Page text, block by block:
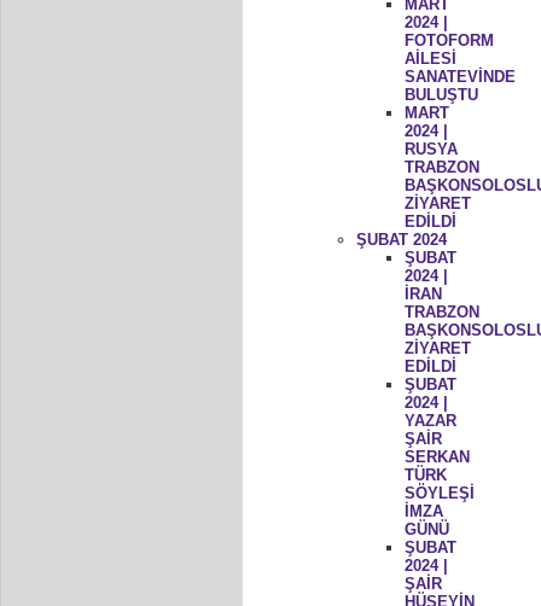
MART
2024 |
FOTOFORM
AİLESİ
SANATEVİNDE
BULUŞTU
MART
2024 |
RUSYA
TRABZON
ZİYARET
EDİLDİ
ŞUBAT 2024
ŞUBAT
2024 |
İRAN
TRABZON
ZİYARET
EDİLDİ
ŞUBAT
2024 |
YAZAR
ŞAİR
SERKAN
TÜRK
SÖYLEŞİ
İMZA
GÜNÜ
ŞUBAT
2024 |
ŞAİR
HÜSEYİN